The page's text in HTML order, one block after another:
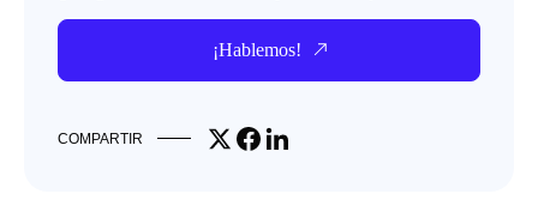
¡Hablemos!
COMPARTIR Share on X
Share on Facebook
Share on LinkedIn